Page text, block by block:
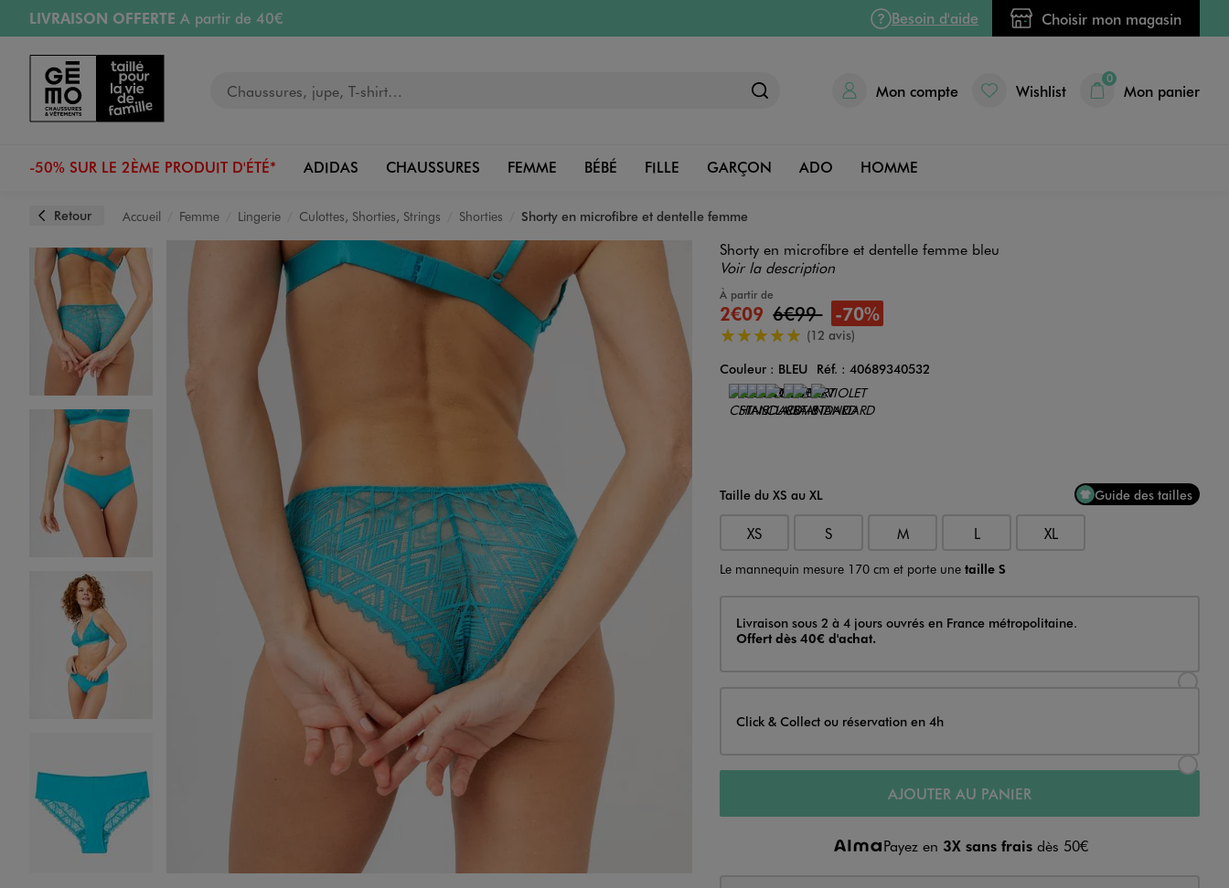
Aller au contenu principal
Aller à la navigation
LIVRAISON OFFERTE A partir de 40€
RETRAIT ET LIVRAISON OFFERTE
RÉSERVATION GRATUITE
4h en magasin
Retours OFFERTSpendant 30 jours
Besoin d'aide Choisir mon magasin
Mon compte Wishlist
0
Mon panier
-50% SUR LE 2ÈME PRODUIT D'ÉTÉ* ADIDAS CHAUSSURES FEMME BÉBÉ FILLE GARÇON ADO HOMME
Retour Accueil Femme Lingerie Culottes, Shorties, Strings Shorties Shorty en microfibre et dentelle femme
Image 1 sur 4
Image 2 sur 4
Image 3 sur 4
Shorty en microfibre et dentelle femme bleu
Voir la description
À partir de
2€09 6€99 -70%
5/5 de moyenne(12 avis)
Couleur
Couleur : BLEU Réf. : 40689340532
Choisissez votre Couleur
Taille du XS au XL Guide des tailles
XS S M L XL
Le mannequin mesure 170 cm et porte unetaille S
Livraison
Livraison sous 2 à 4 jours ouvrés en France métropolitaine.
Offert dès 40€ d'achat.
Click & Collect ou réservation en 4h
AJOUTER AU PANIER
Payez en 3X sans fraisdès 50€